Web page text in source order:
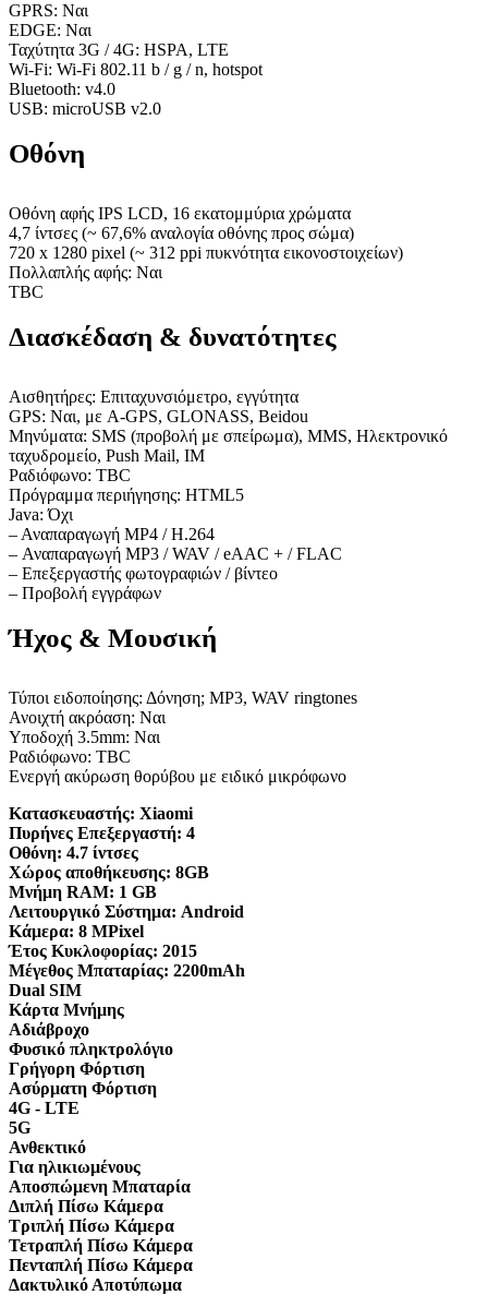
GPRS: Ναι
EDGE: Ναι
Ταχύτητα 3G / 4G: HSPA, LTE
Wi-Fi: Wi-Fi 802.11 b / g / n, hotspot
Bluetooth: v4.0
USB: microUSB v2.0
Οθόνη
Οθόνη αφής IPS LCD, 16 εκατομμύρια χρώματα
4,7 ίντσες (~ 67,6% αναλογία οθόνης προς σώμα)
720 x 1280 pixel (~ 312 ppi πυκνότητα εικονοστοιχείων)
Πολλαπλής αφής: Ναι
TBC
Διασκέδαση & δυνατότητες
Αισθητήρες: Επιταχυνσιόμετρο, εγγύτητα
GPS: Ναι, με A-GPS, GLONASS, Beidou
Μηνύματα: SMS (προβολή με σπείρωμα), MMS, Ηλεκτρονικό
ταχυδρομείο, Push Mail, IM
Ραδιόφωνο: TBC
Πρόγραμμα περιήγησης: HTML5
Java: Όχι
– Αναπαραγωγή MP4 / H.264
– Αναπαραγωγή MP3 / WAV / eAAC + / FLAC
– Επεξεργαστής φωτογραφιών / βίντεο
– Προβολή εγγράφων
Ήχος & Μουσική
Τύποι ειδοποίησης: Δόνηση; MP3, WAV ringtones
Ανοιχτή ακρόαση: Ναι
Υποδοχή 3.5mm: Ναι
Ραδιόφωνο: TBC
Ενεργή ακύρωση θορύβου με ειδικό μικρόφωνο
Κατασκευαστής: Xiaomi
Πυρήνες Επεξεργαστή: 4
Οθόνη: 4.7 ίντσες
Χώρος αποθήκευσης: 8GB
Μνήμη RAM: 1 GB
Λειτουργικό Σύστημα: Android
Κάμερα: 8 MPixel
Έτος Κυκλοφορίας: 2015
Μέγεθος Μπαταρίας: 2200mAh
Dual SIM
Κάρτα Μνήμης
Αδιάβροχο
Φυσικό πληκτρολόγιο
Γρήγορη Φόρτιση
Ασύρματη Φόρτιση
4G - LTE
5G
Ανθεκτικό
Για ηλικιωμένους
Αποσπώμενη Μπαταρία
Διπλή Πίσω Κάμερα
Τριπλή Πίσω Κάμερα
Τετραπλή Πίσω Κάμερα
Πενταπλή Πίσω Κάμερα
Δακτυλικό Αποτύπωμα